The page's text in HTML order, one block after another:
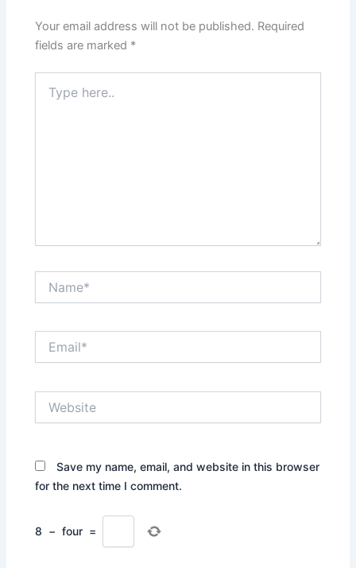
Your email address will not be published. Required
fields are marked *
here..
Save my name, email, and website in this browser
for the next time I comment.
8 − four =